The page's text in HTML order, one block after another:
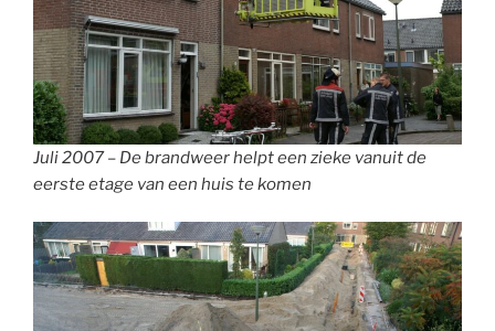
Juli 2007 – De brandweer helpt een zieke vanuit de
eerste etage van een huis te komen